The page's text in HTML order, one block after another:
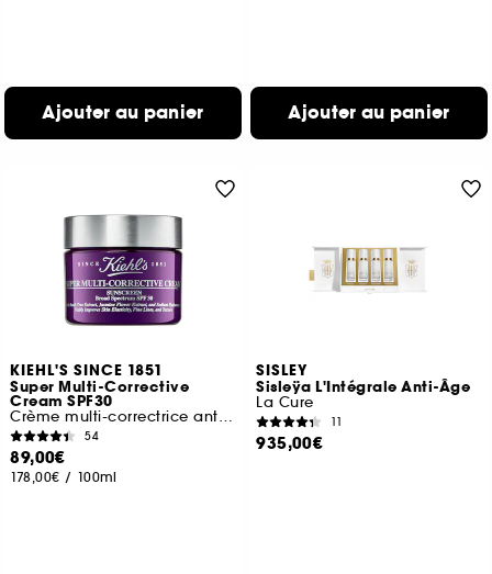
Ajouter au panier Ajouter au panier
KIEHL'S SINCE 1851
Super Multi-Corrective
Cream SPF30
Crème multi-correctrice anti-âge SPF30
54
89,00€
178,00€ / 100ml
SISLEY
Sisleÿa L'Intégrale Anti-Âge
La Cure
11
935,00€